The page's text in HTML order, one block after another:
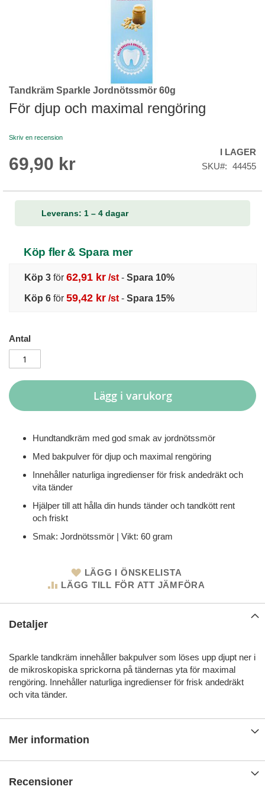
Skip
to
the
of
images
Tandkräm Sparkle Jordnötssmör 60g
För djup och maximal rengöring
Skriv en recension
69,90 kr
I LAGER
SKU
44455
Leverans: 1 – 4 dagar
Köp fler & Spara mer
Köp 3 för 62,91 kr /st - Spara 10%
Köp 6 för 59,42 kr /st - Spara 15%
Antal
Lägg i varukorg
Hundtandkräm med god smak av jordnötssmör
Med bakpulver för djup och maximal rengöring
Innehåller naturliga ingredienser för frisk andedräkt och
vita tänder
Hjälper till att hålla din hunds tänder och tandkött rent
och friskt
Smak: Jordnötssmör | Vikt: 60 gram
LÄGG I ÖNSKELISTA
LÄGG TILL FÖR ATT JÄMFÖRA
Detaljer
Sparkle tandkräm innehåller bakpulver som löses upp djupt ner i
de mikroskopiska sprickorna på tändernas yta för maximal
rengöring. Innehåller naturliga ingredienser för frisk andedräkt
och vita tänder.
Mer information
Recensioner